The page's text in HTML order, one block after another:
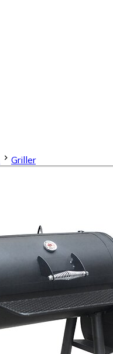
Griller